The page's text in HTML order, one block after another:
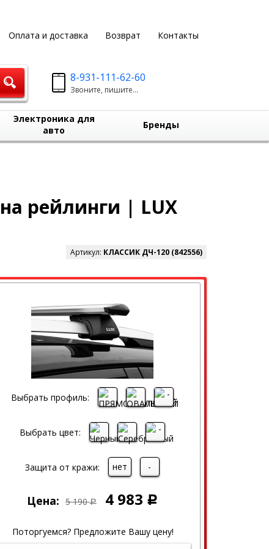
Оплата и доставка Возврат Контакты
8-931-111-62-60
Звоните, пишите...
Электроника для
авто
Бренды
рейлинги | LUX
Артикул: КЛАССИК ДЧ-120 (842556)
Выбрать профиль:
Выбрать цвет:
Защита от кражи: нет -
Цена: 5 190 Р 4 983 Р
Поторгуемся? Предложите Вашу цену!